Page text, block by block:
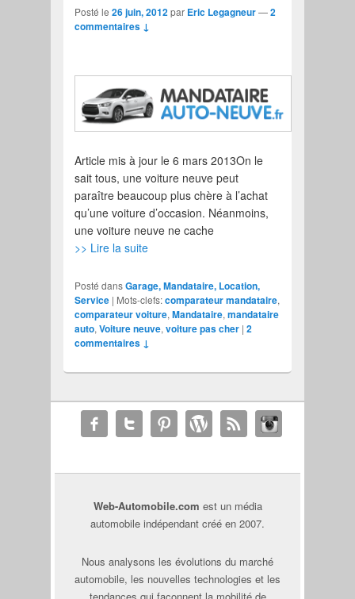
Posté le26 juin, 2012par Eric Legagneur—2
commentaires ↓
Article mis à jour le 6 mars 2013On le
sait tous, une voiture neuve peut
paraître beaucoup plus chère à l’achat
qu’une voiture d’occasion. Néanmoins,
une voiture neuve ne cache
>> Lire la suite
Posté dansGarage, Mandataire, Location,
Service | Mots-clefs:comparateur mandataire,
comparateur voiture,Mandataire,mandataire
auto,Voiture neuve,voiture pas cher |2
commentaires ↓
Web-Automobile.com est un média
automobile indépendant créé en 2007.
Nous analysons les évolutions du marché
automobile, les nouvelles technologies et les
tendances qui façonnent la mobilité de